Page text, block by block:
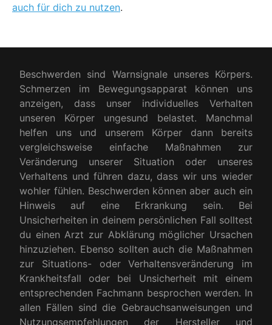
auch für dich zu nutzen.
Beschwerden sind Warnsignale unseres Körpers.
Schmerzen im Bewegungsapparat können uns
anzeigen, dass unser individuelles Verhalten
unseren Körper ungesund belastet. Manchmal
helfen uns und unserem Körper dann bereits
vergleichsweise einfache Maßnahmen zur
Veränderung unserer Situation oder unseres
Verhaltens und führen dazu, dass wir uns wieder
wohler fühlen. Beschwerden können aber auch ein
Hinweis auf eine Erkrankung sein. Bei
Unsicherheiten in deinem persönlichen Fall solltest
du einen Arzt zur Abklärung möglicher Ursachen
hinzuziehen. Ebenso sollten auch die Maßnahmen
zur Situations- oder Verhaltensveränderung im
Krankheitsfall oder bei Unsicherheit mit einem
entsprechenden Fachmann besprochen werden. In
allen Fällen sind die Gebrauchsanweisungen und
Nutzungsempfehlungen der Hersteller und